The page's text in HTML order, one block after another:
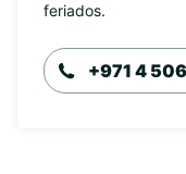
feriados.
+971 4